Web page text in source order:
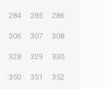
284 285 286
306 307 308
328 329 330
350 351 352